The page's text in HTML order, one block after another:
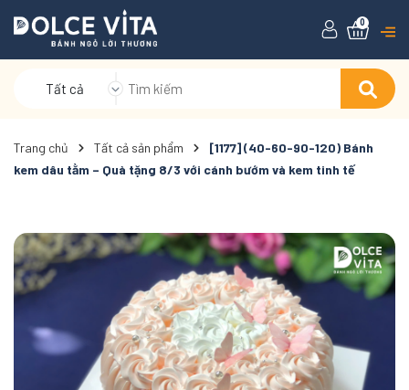
Tất cả
0
Trang chủ Tất cả sản phẩm
[1177] (40-60-90-120) Bánh
kem dâu tằm – Quà tặng 8/3 với cánh bướm và kem tinh tế